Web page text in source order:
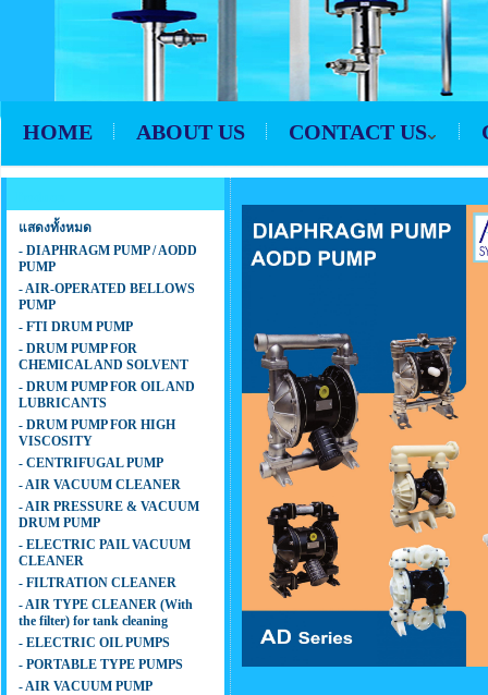
HOME ABOUT US CONTACT US
แสดงทั้งหมด
- DIAPHRAGM PUMP / AODD
PUMP
- AIR-OPERATED BELLOWS
PUMP
- FTI DRUM PUMP
- DRUM PUMP FOR
CHEMICAL AND SOLVENT
- DRUM PUMP FOR OIL AND
LUBRICANTS
- DRUM PUMP FOR HIGH
VISCOSITY
- CENTRIFUGAL PUMP
- AIR VACUUM CLEANER
- AIR PRESSURE & VACUUM
DRUM PUMP
- ELECTRIC PAIL VACUUM
CLEANER
- FILTRATION CLEANER
- AIR TYPE CLEANER (With
the filter) for tank cleaning
- ELECTRIC OIL PUMPS
- PORTABLE TYPE PUMPS
- AIR VACUUM PUMP